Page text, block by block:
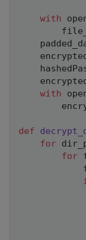
with
with
def
for
for